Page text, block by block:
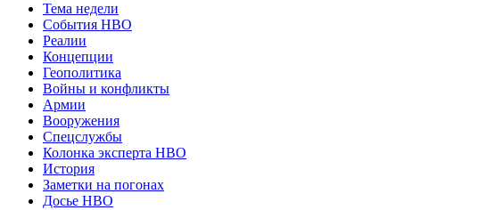
Тема недели
События НВО
Реалии
Концепции
Геополитика
Войны и конфликты
Армии
Вооружения
Спецслужбы
Колонка эксперта НВО
История
Заметки на погонах
Досье НВО